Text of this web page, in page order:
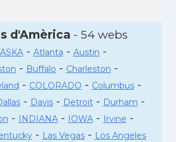
d'Amèrica - 54 webs
- Atlanta - Austin -
- Buffalo - Charleston -
- COLORADO - Columbus-
- Davis- Detroit- Durham -
- INDIANA- IOWA- Irvine -
- Las Vegas- Los Angeles